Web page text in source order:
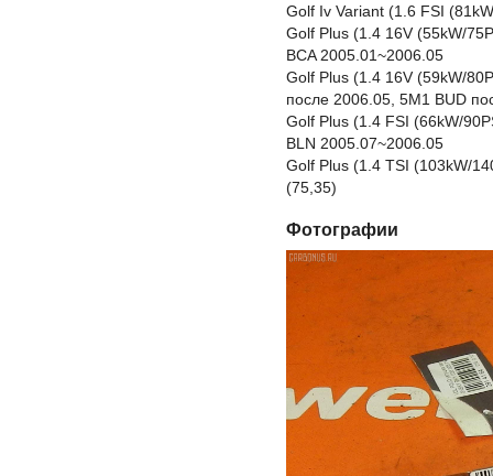
Golf Iv Variant (1.6 FSI
Golf Plus (1.4 16V (55kW/
BCA 2005.01~2006.05
Golf Plus (1.4 16V (59kW/
после 2006.05, 5M1 BUD
Golf Plus (1.4 FSI (66kW/
BLN 2005.07~2006.05
Golf Plus (1.4 TSI (103kW/
(75,35)
Фотографии